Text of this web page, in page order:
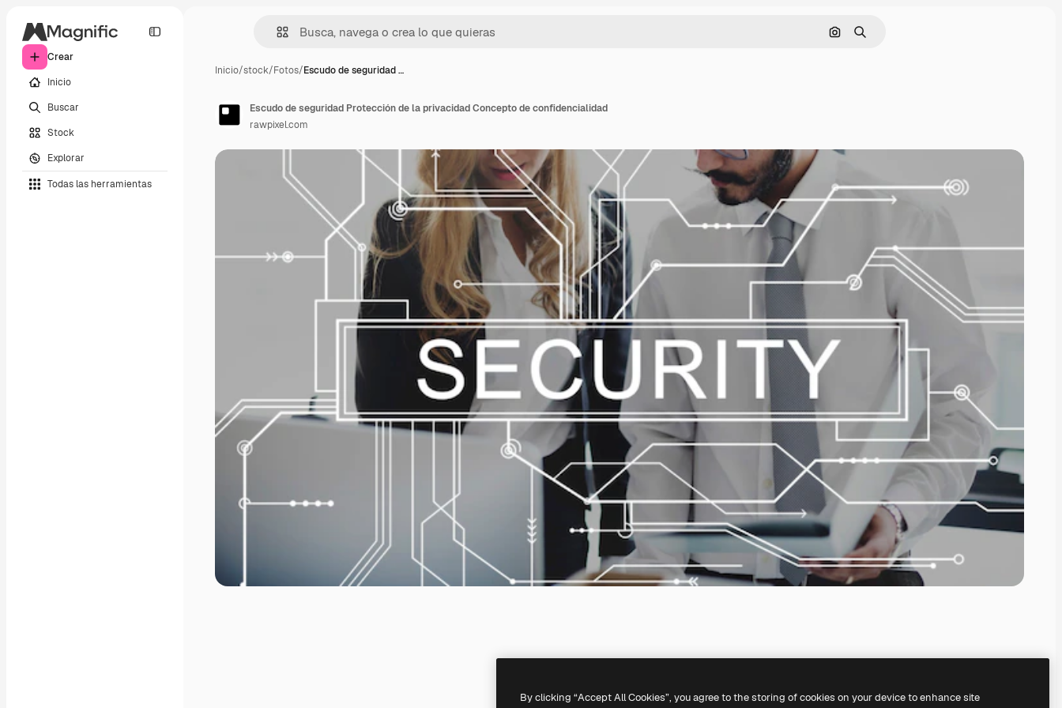
Crear
Inicio
Buscar
Stock
Explorar
Todas las herramientas
Buscar por imagen
Buscar
Inicio/stock/Fotos/Escudo de seguridad …
Escudo de seguridad Protección de la privacidad Concepto de confidencialidad
rawpixel.com
By clicking “Accept All Cookies”, you agree to the storing of cookies on your device to enhance site